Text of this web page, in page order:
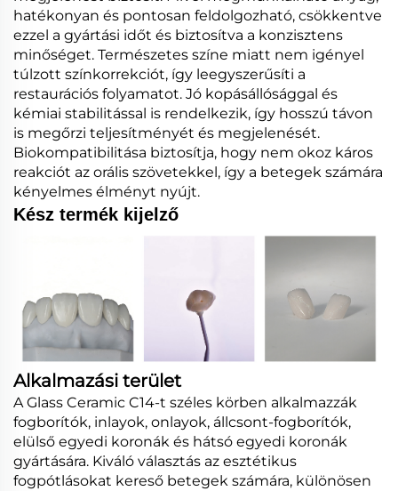
hatékonyan és pontosan feldolgozható, csökkentve
ezzel a gyártási időt és biztosítva a konzisztens
minőséget. Természetes színe miatt nem igényel
túlzott színkorrekciót, így leegyszerűsíti a
restaurációs folyamatot. Jó kopásállósággal és
kémiai stabilitással is rendelkezik, így hosszú távon
is megőrzi teljesítményét és megjelenését.
Biokompatibilitása biztosítja, hogy nem okoz káros
reakciót az orális szövetekkel, így a betegek számára
kényelmes élményt nyújt.
Kész termék kijelző
Alkalmazási terület
A Glass Ceramic C14-t széles körben alkalmazzák
fogborítók, inlayok, onlayok, állcsont-fogborítók,
elülső egyedi koronák és hátsó egyedi koronák
gyártására. Kiváló választás az esztétikus
fogpótlásokat kereső betegek számára, különösen